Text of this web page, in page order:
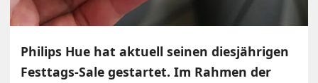
Philips Hue hat aktuell seinen diesjährigen
Festtags-Sale gestartet. Im Rahmen der